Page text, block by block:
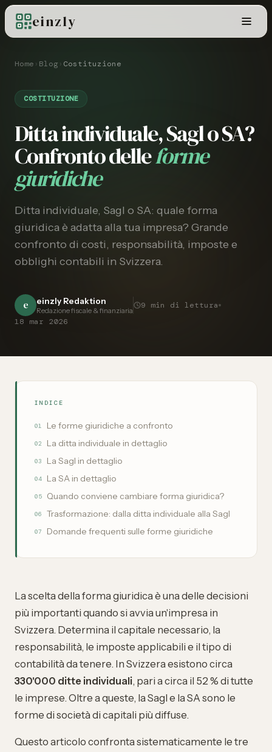
einzly
Home › Blog› Costituzione
COSTITUZIONE
Ditta individuale, Sagl o SA?
Confronto delleforme
giuridiche
Ditta individuale, Sagl o SA: quale forma
giuridica è adatta alla tua impresa? Grande
confronto di costi, responsabilità, imposte e
obblighi contabili in Svizzera.
e einzly Redaktion
Redazione fiscale & finanziaria
9
min di lettura
18 mar 2026
INDICE
01 Le forme giuridiche a confronto
02 La ditta individuale in dettaglio
03 La Sagl in dettaglio
04 La SA in dettaglio
05 Quando conviene cambiare forma giuridica?
06 Trasformazione: dalla ditta individuale alla Sagl
07 Domande frequenti sulle forme giuridiche
La scelta della forma giuridica è una delle decisioni
più importanti quando si avvia un'impresa in
Svizzera. Determina il capitale necessario, la
responsabilità, le imposte applicabili e il tipo di
contabilità da tenere. In Svizzera esistono circa
330'000 ditte individuali, pari a circa il 52 % di tutte
le imprese. Oltre a queste, la Sagl e la SA sono le
forme di società di capitali più diffuse.
Questo articolo confronta sistematicamente le tre